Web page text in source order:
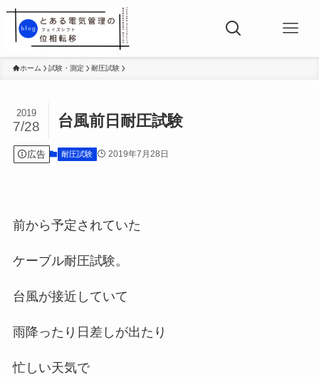
ホーム 試験・測定 耐圧試験
台風前日耐圧試験
2019
7/28
広告 耐圧試験 2019年7月28日
前から予定されていた
ケーブル耐圧試験。
台風が接近していて
雨降ったり日差しが出たり
忙しい天気で